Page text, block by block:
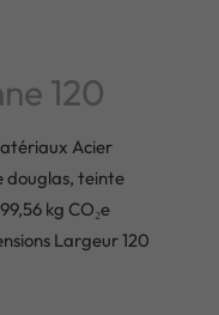
120
Acier
douglas, teinte
kg CO₂e
Largeur 120